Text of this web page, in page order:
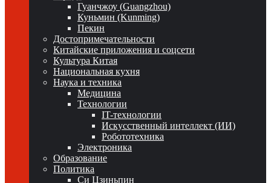
Гуанчжоу (Guangzhou)
Куньмин (Kunming)
Пекин
Достопримечательности
Китайские приложения и соцсети
Культура Китая
Национальная кухня
Наука и техника
Медицина
Технологии
IT-технологии
Искусственный интеллект (ИИ)
Робототехника
Электроника
Образование
Политика
Си Цзиньпин